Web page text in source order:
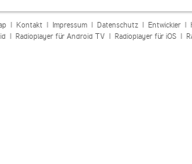
| Kontakt| Impressum| Datenschutz| Entwickler|
| Radioplayer für Android TV| Radioplayer für iOS|